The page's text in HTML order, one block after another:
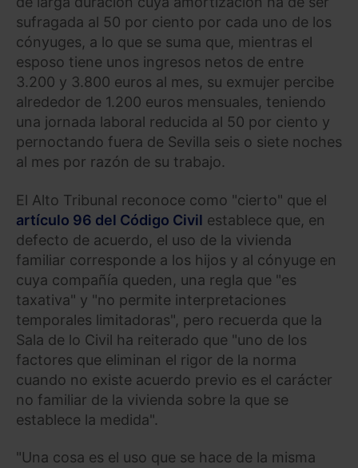
sufragada al 50 por ciento por cada uno de los
cónyuges, a lo que se suma que, mientras el
esposo tiene unos ingresos netos de entre
3.200 y 3.800 euros al mes, su exmujer percibe
alrededor de 1.200 euros mensuales, teniendo
una jornada laboral reducida al 50 por ciento y
pernoctando fuera de Sevilla seis o siete noches
al mes por razón de su trabajo.
El Alto Tribunal reconoce como "cierto" que el
artículo 96 del Código Civil establece que, en
defecto de acuerdo, el uso de la vivienda
familiar corresponde a los hijos y al cónyuge en
cuya compañía queden, una regla que "es
taxativa" y "no permite interpretaciones
temporales limitadoras", pero recuerda que la
Sala de lo Civil ha reiterado que "uno de los
factores que eliminan el rigor de la norma
cuando no existe acuerdo previo es el carácter
no familiar de la vivienda sobre la que se
establece la medida".
"Una cosa es el uso que se hace de la misma